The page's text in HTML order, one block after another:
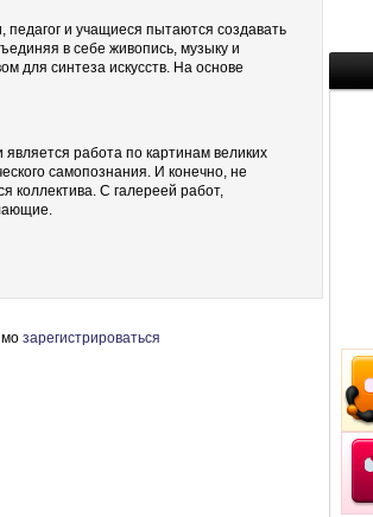
и учащиеся пытаются создавать
в себе живопись, музыку и
для синтеза искусств. На основе
работа по картинам великих
самопознания. И конечно, не
коллектива. С галереей работ,
зарегистрироваться